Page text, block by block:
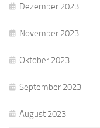
Dezember 2023
November 2023
Oktober 2023
September 2023
August 2023